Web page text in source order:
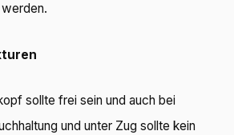
sollte frei sein und auch bei
und unter Zug sollte kein